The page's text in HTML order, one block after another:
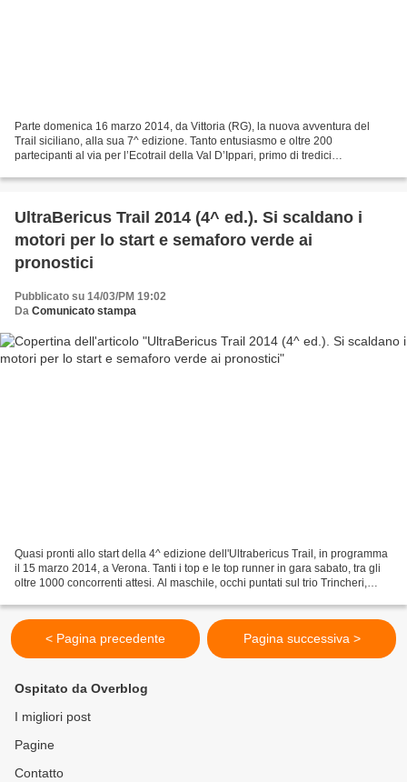
Parte domenica 16 marzo 2014, da Vittoria (RG), la nuova avventura del
Trail siciliano, alla sua 7^ edizione. Tanto entusiasmo e oltre 200
partecipanti al via per l’Ecotrail della Val D’Ippari, primo di tredici
UltraBericus Trail 2014 (4^ ed.). Si scaldano i
motori per lo start e semaforo verde ai
pronostici
Pubblicato su 14/03/PM 19:02
Da Comunicato stampa
Quasi pronti allo start della 4^ edizione dell'Ultrabericus Trail, in programma
il 15 marzo 2014, a Verona. Tanti i top e le top runner in gara sabato, tra gli
oltre 1000 concorrenti attesi. Al maschile, occhi puntati sul trio Trincheri,
< Pagina precedente Pagina successiva >
Ospitato da Overblog
I migliori post
Pagine
Contatto